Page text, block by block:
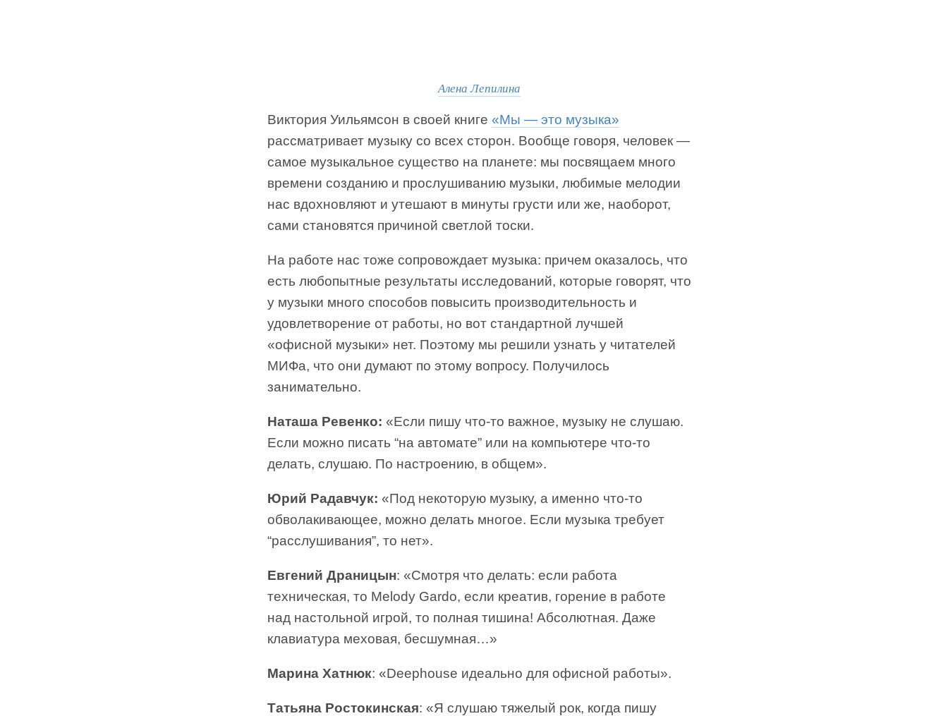
Алена Лепилина
Виктория Уильямсон в своей книге «Мы — это музыка»
рассматривает музыку со всех сторон. Вообще говоря, человек —
самое музыкальное существо на планете: мы посвящаем много
времени созданию и прослушиванию музыки, любимые мелодии
нас вдохновляют и утешают в минуты грусти или же, наоборот,
сами становятся причиной светлой тоски.
На работе нас тоже сопровождает музыка: причем оказалось, что
есть любопытные результаты исследований, которые говорят, что
у музыки много способов повысить производительность и
удовлетворение от работы, но вот стандартной лучшей
«офисной музыки» нет. Поэтому мы решили узнать у читателей
МИФа, что они думают по этому вопросу. Получилось
занимательно.
Наташа Ревенко: «Если пишу что-то важное, музыку не слушаю.
Если можно писать “на автомате” или на компьютере что-то
делать, слушаю. По настроению, в общем».
Юрий Радавчук: «Под некоторую музыку, а именно что-то
обволакивающее, можно делать многое. Если музыка требует
“расслушивания”, то нет».
Евгений Драницын: «Смотря что делать: если работа
техническая, то Melody Gardo, если креатив, горение в работе
над настольной игрой, то полная тишина! Абсолютная. Даже
клавиатура меховая, бесшумная…»
Марина Хатнюк: «Deephouse идеально для офисной работы».
Татьяна Ростокинская: «Я слушаю тяжелый рок, когда пишу